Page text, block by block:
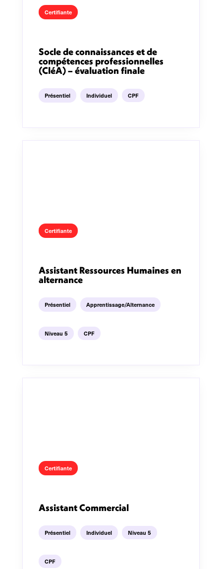
Certifiante
Socle de connaissances et de
compétences professionnelles
(CléA) – évaluation finale
Présentiel Individuel CPF
Certifiante
Assistant Ressources Humaines en
alternance
Présentiel Apprentissage/Alternance
Niveau 5 CPF
Certifiante
Assistant Commercial
Présentiel Individuel Niveau 5
CPF